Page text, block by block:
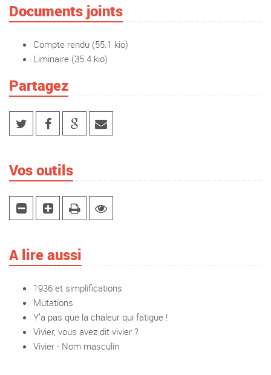
Documents joints
Compte rendu (55.1 kio)
Liminaire (35.4 kio)
Partagez
Vos outils
A lire aussi
1936 et simplifications
Mutations
Y’a pas que la chaleur qui fatigue !
Vivier, vous avez dit vivier ?
Vivier - Nom masculin